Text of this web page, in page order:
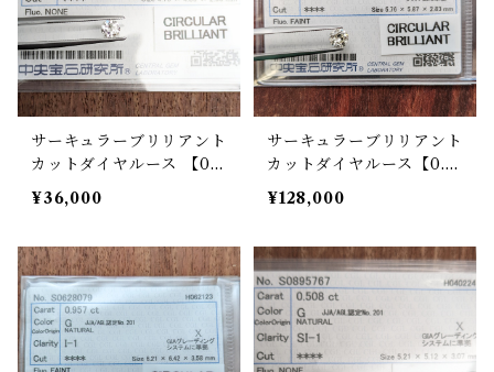
サーキュラーブリリアント
カットダイヤルース 【0.3
58ct】PRO208291
¥36,000
サーキュラーブリリアント
カットダイヤルース【0.61
2ct】PRO204158
¥128,000